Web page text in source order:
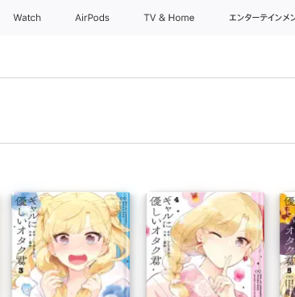
Watch AirPods TV & Home エンターテインメ